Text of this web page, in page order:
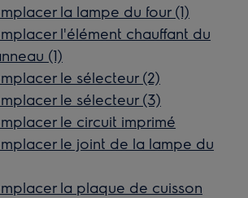
la lampe du four (1)
l'élément chauffant du
(1)
le sélecteur (2)
le sélecteur (3)
le circuit imprimé
le joint de la lampe du
la plaque de cuisson